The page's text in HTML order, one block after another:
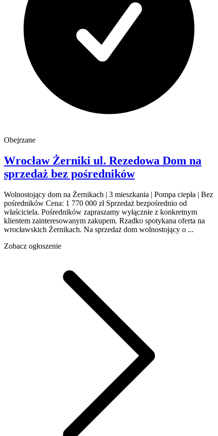
Obejrzane
Wrocław Żerniki ul. Rezedowa Dom na
sprzedaż bez pośredników
Wolnostojący dom na Żernikach | 3 mieszkania | Pompa ciepła | Bez
pośredników Cena: 1 770 000 zł Sprzedaż bezpośrednio od
właściciela. Pośredników zapraszamy wyłącznie z konkretnym
klientem zainteresowanym zakupem. Rzadko spotykana oferta na
wrocławskich Żernikach. Na sprzedaż dom wolnostojący o ...
Zobacz ogłoszenie